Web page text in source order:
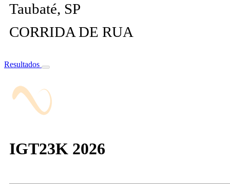
Taubaté, SP
CORRIDA DE RUA
Resultados
IGT23K 2026